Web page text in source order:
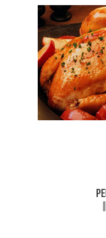
Корочка в духовке
Курица на банке